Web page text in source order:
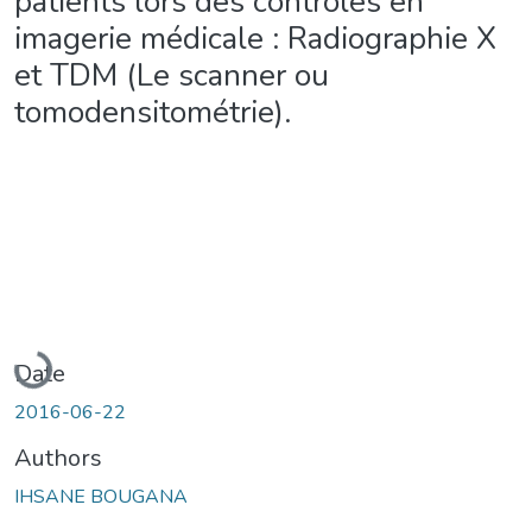
imagerie médicale : Radiographie X
et TDM (Le scanner ou
tomodensitométrie).
Loading...
Date
2016-06-22
Authors
IHSANE BOUGANA